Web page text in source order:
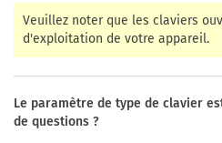
Veuillez noter que les claviers
d'exploitation de votre appareil.
Le paramètre de type de clavier
de questions ?